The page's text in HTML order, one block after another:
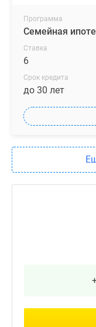
Программа
Семейная
Ставка
6
Срок кредита
до 30 лет